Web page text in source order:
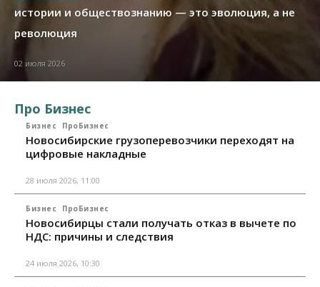
истории и обществознанию — это эволюция, а не
революция
02 июля 2026
Про Бизнес
Бизнес ПроБизнес
Новосибирские грузоперевозчики переходят на
цифровые накладные
28 июля 2026, 11:00
Бизнес ПроБизнес
Новосибирцы стали получать отказ в вычете по
НДС: причины и следствия
24 июля 2026, 10:30